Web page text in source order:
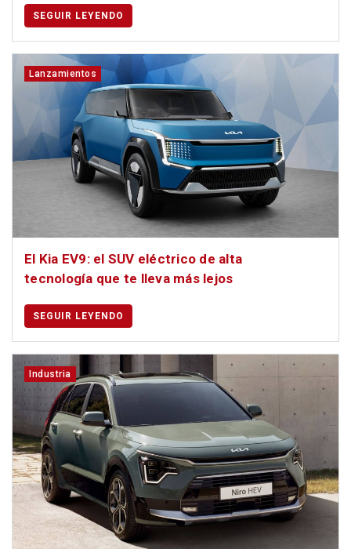
SEGUIR LEYENDO
Lanzamientos
El Kia EV9: el SUV eléctrico de alta
tecnología que te lleva más lejos
SEGUIR LEYENDO
Industria